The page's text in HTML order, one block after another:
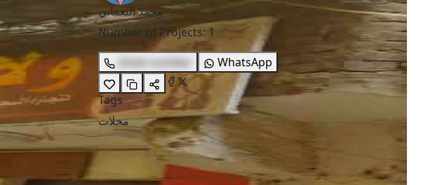
محمد النعماني
Number of Projects: 1
show number
WhatsApp
Tags
محلات